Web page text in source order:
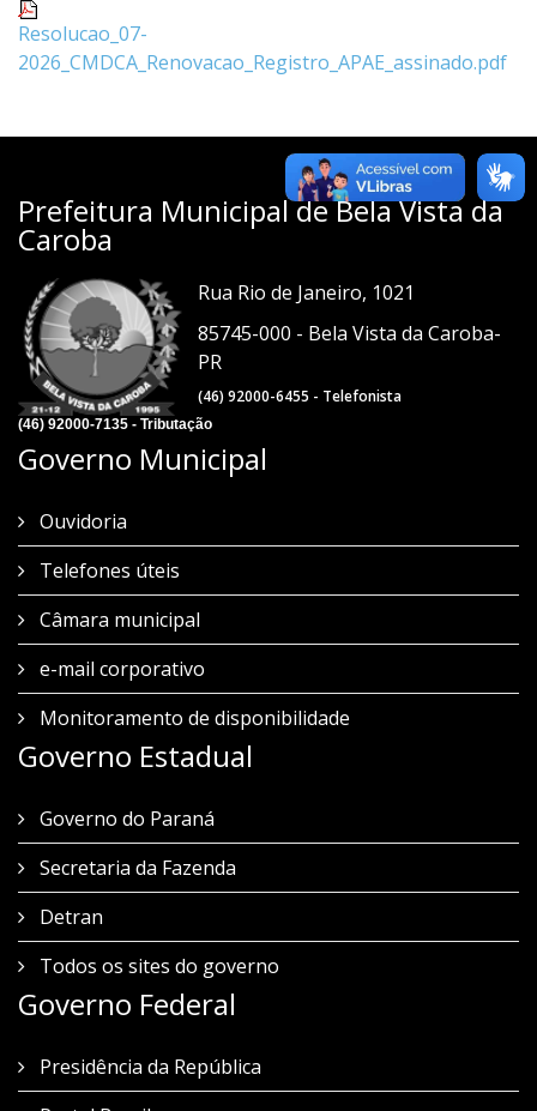
Resolucao_07-
2026_CMDCA_Renovacao_Registro_APAE_assinado.pdf
Prefeitura Municipal de Bela Vista da
Caroba
Rua Rio de Janeiro, 1021
85745-000 - Bela Vista da Caroba-
PR
(46) 92000-6455 - Telefonista
(46) 92000-7135 - Tributação
Governo Municipal
Ouvidoria
Telefones úteis
Câmara municipal
e-mail corporativo
Monitoramento de disponibilidade
Governo Estadual
Governo do Paraná
Secretaria da Fazenda
Detran
Todos os sites do governo
Governo Federal
Presidência da República